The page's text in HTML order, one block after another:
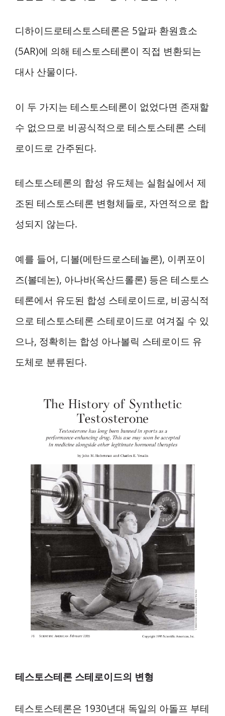
디하이드로테스토스테론은 5알파 환원효소
(5AR)에 의해 테스토스테론이 직접 변환되는
대사 산물이다.
이 두 가지는 테스토스테론이 없었다면 존재할
수 없으므로 비공식적으로 테스토스테론 스테
로이드로 간주된다.
테스토스테론의 합성 유도체는 실험실에서 제
조된 테스토스테론 변형체들로, 자연적으로 합
성되지 않는다.
예를 들어, 디볼(메탄드로스테놀론), 이퀴포이
즈(볼데논), 아나바(옥산드롤론) 등은 테스토스
테론에서 유도된 합성 스테로이드로, 비공식적
으로 테스토스테론 스테로이드로 여겨질 수 있
으나, 정확히는 합성 아나볼릭 스테로이드 유
도체로 분류된다.
테스토스테론 스테로이드의 변형
테스토스테론은 1930년대 독일의 아돌프 부테